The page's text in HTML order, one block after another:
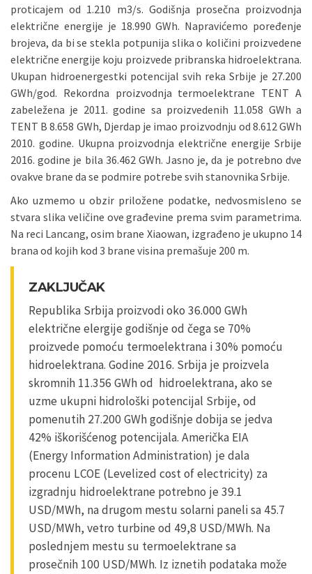
proticajem od 1.210 m3/s. Godišnja prosečna proizvodnja
električne energije je 18.990 GWh. Napravićemo poređenje
brojeva, da bi se stekla potpunija slika o količini proizvedene
električne energije koju proizvede pribranska hidroelektrana.
Ukupan hidroenergestki potencijal svih reka Srbije je 27.200
GWh/god. Rekordna proizvodnja termoelektrane TENT A
zabeležena je 2011. godine sa proizvedenih 11.058 GWh a
TENT B 8.658 GWh, Djerdap je imao proizvodnju od 8.612 GWh
2010. godine. Ukupna proizvodnja električne energije Srbije
2016. godine je bila 36.462 GWh. Jasno je, da je potrebno dve
ovakve brane da se podmire potrebe svih stanovnika Srbije.
Ako uzmemo u obzir priložene podatke, nedvosmisleno se
stvara slika veličine ove građevine prema svim parametrima.
Na reci Lancang, osim brane Xiaowan, izgrađeno je ukupno 14
brana od kojih kod 3 brane visina premašuje 200 m.
ZAKLJUČAK
Republika Srbija proizvodi oko 36.000 GWh
električne elergije godišnje od čega se 70%
proizvede pomoću termoelektrana i 30% pomoću
hidroelektrana. Godine 2016. Srbija je proizvela
skromnih 11.356 GWh od hidroelektrana, ako se
uzme ukupni hidrološki potencijal Srbije, od
pomenutih 27.200 GWh godišnje dobija se jedva
42% iškorišćenog potencijala. Američka EIA
(Energy Information Administration) je dala
procenu LCOE (Levelized cost of electricity) za
izgradnju hidroelektrane potrebno je 39.1
USD/MWh, na drugom mestu solarni paneli sa 45.7
USD/MWh, vetro turbine od 49,8 USD/MWh. Na
poslednjem mestu su termoelektrane sa
prosečnih 100 USD/MWh. Iz iznetih podataka može